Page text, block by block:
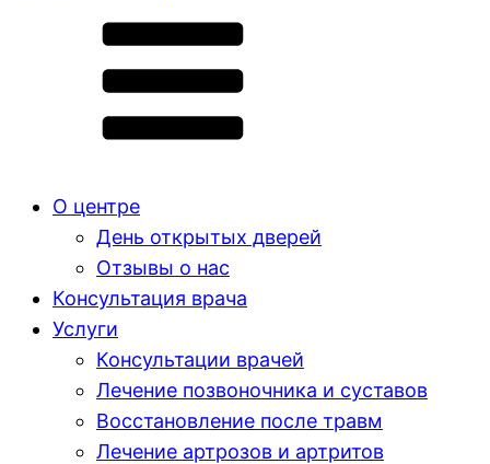
О центре
День открытых дверей
Отзывы о нас
Консультация врача
Услуги
Консультации врачей
Лечение позвоночника и суставов
Восстановление после травм
Лечение артрозов и артритов